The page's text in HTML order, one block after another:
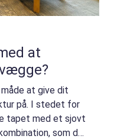
at
at give dit
på. I stedet for
tapet med et sjovt
som du